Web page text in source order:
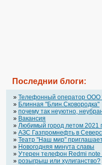
Последнии блоги:
» Телефонный оператор OOO
» Блинная "Блин.Сковородка"
» почему так неуютно,
» Вакансия
» Любимый город летом 2021
» АЗС Газпромнефть в
» Театр "Наш мир"
» Новогодняя минута славы
» Утерен телефон Redmi note
» розыгрыш или хулиганство?